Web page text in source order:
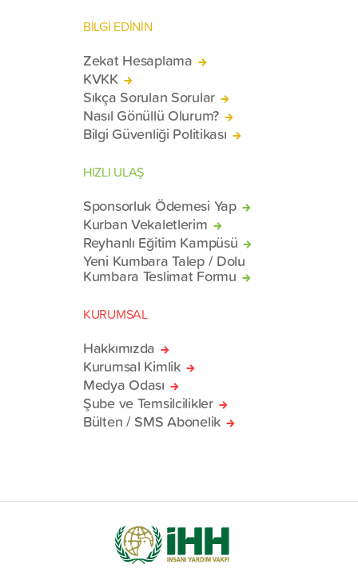
BİLGİ EDİNİN
Zekat Hesaplama
KVKK
Sıkça Sorulan Sorular
Nasıl Gönüllü Olurum?
Bilgi Güvenliği Politikası
HIZLI ULAŞ
Sponsorluk Ödemesi Yap
Kurban Vekaletlerim
Reyhanlı Eğitim Kampüsü
Yeni Kumbara Talep / Dolu
Kumbara Teslimat Formu
KURUMSAL
Hakkımızda
Kurumsal Kimlik
Medya Odası
Şube ve Temsilcilikler
Bülten / SMS Abonelik